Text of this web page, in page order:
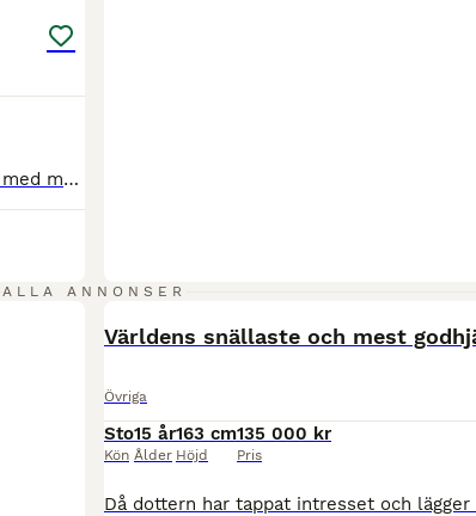
”Chilli” är ett maxat D-ponnysto f. 17. Hon är en vänlig tjej med mycket power, stort språng och vägvinnande galopp. Hennes inställning är alltid att ta ryttaren till andra sidan hindret oavsett läge och hindertyp. Har gått t.o.m. 110/La både på Irland och i Sverige. Felfri start senast igår onsdag 6/8 på Kimstad. Hon tränar högre och känslan är att hon har enorm kapacitet
ALLA ANNONSER
Världens snällaste och mest
Övriga
Sto
Kön
15 år
Ålder
163 cm
Höjd
135 000 kr
Pris